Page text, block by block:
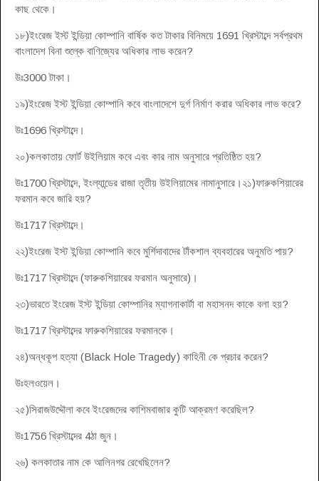
কাছ থেকে।
১৮)ইংরেজ ইস্ট ইন্ডিয়া কোম্পানি বার্ষিক কত টাকার বিনিময়ে 1691 খ্রিস্টাব্দে সর্বপ্রথম
বাংলাদেশ বিনা শুল্কে বাণিজ্যের অধিকার লাভ করেন?
উঃ3000 টাকা।
১৯)ইংরেজ ইস্ট ইন্ডিয়া কোম্পানি কবে বাংলাদেশে দুর্গ নির্মাণ করার অধিকার লাভ করে?
উঃ1696 খ্রিস্টাব্দে।
২০)কলকাতায় ফোর্ট উইলিয়াম কবে এবং কার নাম অনুসারে প্রতিষ্ঠিত হয়?
উঃ1700 খ্রিস্টাব্দে, ইংল্যান্ডের রাজা তৃতীয় উইলিয়ামের নামানুসারে।২১)ফারুকশিয়ারের
ফরমান কবে জারি হয়?
উঃ1717 খ্রিস্টাব্দে।
২২)ইংরেজ ইস্ট ইন্ডিয়া কোম্পানি কবে মুর্শিদাবাদের টাঁকশাল ব্যবহারের অনুমতি পায়?
উঃ1717 খ্রিস্টাব্দে (ফারুকশিয়ারের ফরমান অনুসারে)।
২৩)ভারতে ইংরেজ ইস্ট ইন্ডিয়া কোম্পানির ম্যাগনাকার্টা বা মহাসনদ কাকে বলা হয়?
উঃ1717 খ্রিস্টাব্দের ফারুকশিয়ারের ফরমানকে।
২৪)অন্ধকূপ হত্যা (Black Hole Tragedy) কাহিনী কে প্রচার করেন?
উঃহলওয়েল।
২৫)সিরাজউদ্দৌলা কবে ইংরেজদের কাশিমবাজার কুটি আক্রমণ করেছিল?
উঃ1756 খ্রিস্টাব্দের 4ঠা জুন।
২৬) কলকাতার নাম কে আলিনগর রেখেছিলেন?